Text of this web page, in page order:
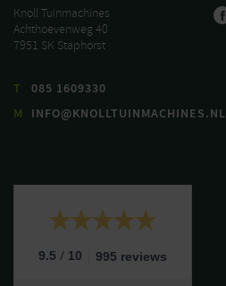
Knoll Tuinmachines
Achthoevenweg 40
7951 SK Staphorst
T
085 1609330
M
INFO@KNOLLTUINMACHINES.NL
9.5 / 10 995 reviews